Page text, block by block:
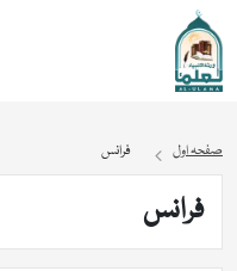
صفحہ اول فرانس
فرانس